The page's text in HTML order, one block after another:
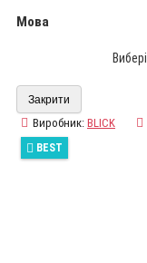
Мова
Закрити
Виробник: BLICK
BEST